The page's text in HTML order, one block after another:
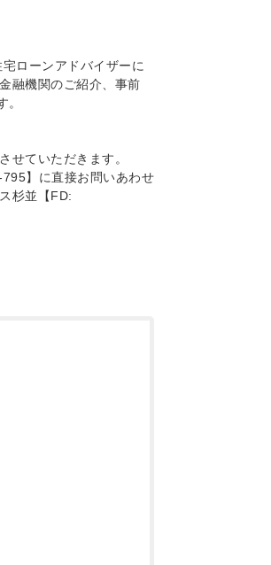
ローンアドバイザーに
融機関のご紹介、事前
せていただきます。
】に直接お問いあわせ
ス杉並【FD: